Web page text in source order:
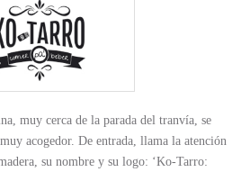
muy cerca de la parada del tranvía, se
acogedor. De entrada, llama la atención
su nombre y su logo: ‘Ko-Tarro: